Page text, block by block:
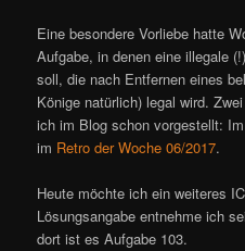
Eine besondere Vorliebe hatte
Aufgabe, in denen eine illegale
soll, die nach Entfernen eines
Könige natürlich) legal wird.
ich im Blog schon vorgestellt: Im
im Retro der Woche 06/2017.
Heute möchte ich ein weiteres
Lösungsangabe entnehme ich
dort ist es Aufgabe 103.